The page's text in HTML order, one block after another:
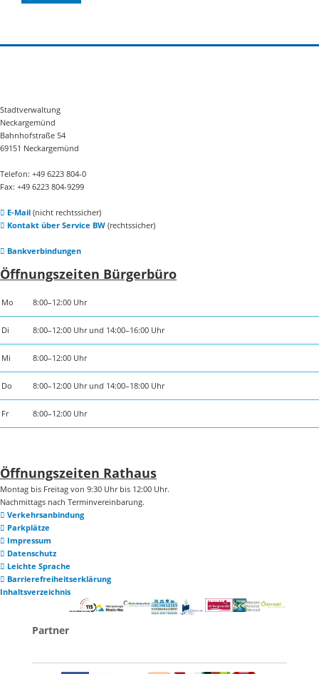
Stadtverwaltung
Neckargemünd
Bahnhofstraße 54
69151 Neckargemünd
Telefon: +49 6223 804-0
Fax: +49 6223 804-9299
E-Mail(nicht rechtssicher)
Kontakt über Service BW(rechtssicher)
Bankverbindungen
Öffnungszeiten Bürgerbüro
Mo 8:00–12:00 Uhr
Di 8:00–12:00 Uhr und 14:00–16:00 Uhr
Mi 8:00–12:00 Uhr
Do 8:00–12:00 Uhr und 14:00–18:00 Uhr
Fr 8:00–12:00 Uhr
Öffnungszeiten Rathaus
Montag bis Freitag von 9:30 Uhr bis 12:00 Uhr.
Nachmittags nach Terminvereinbarung.
Verkehrsanbindung
Parkplätze
Impressum
Datenschutz
Leichte Sprache
Barrierefreiheitserklärung
Inhaltsverzeichnis